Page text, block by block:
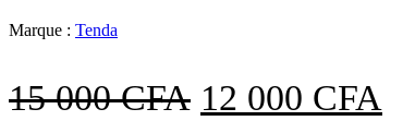
Marque : Tenda
15 000CFA Le
12 000 CFA